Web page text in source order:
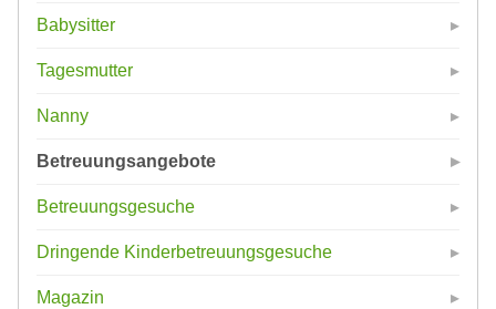
Babysitter
Tagesmutter
Nanny
Betreuungsangebote
Betreuungsgesuche
Dringende Kinderbetreuungsgesuche
Magazin